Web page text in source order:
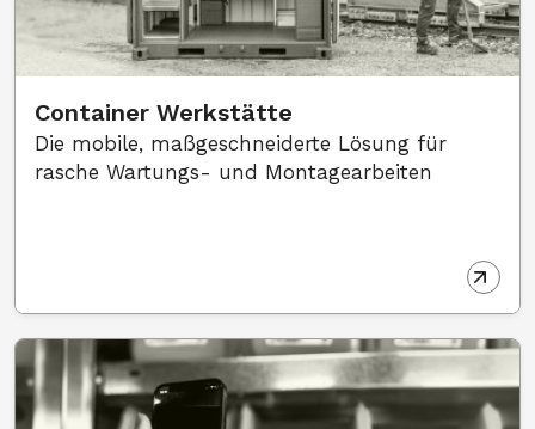
Container Werkstätte
Die mobile, maßgeschneiderte Lösung für
rasche Wartungs- und Montagearbeiten